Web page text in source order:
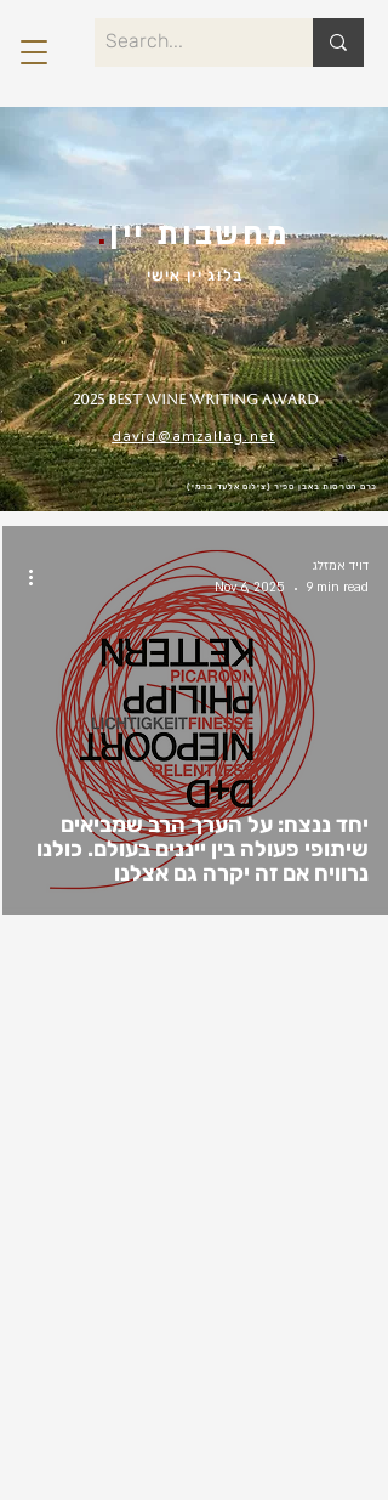
מחשבות יין.
בלוג יין אישי
2025 Best Wine Writing Award
david@amzallag.net
כרם הטרסות באבן ספיר (צילום אלעד ברמי)
יחד ננצח: על הערך הרב שמביאים
שיתופי פעולה בין ייננים בעולם. כולנו
נרוויח אם זה יקרה גם אצלנו
דויד אמזלג
Nov 6, 2025
9 min read